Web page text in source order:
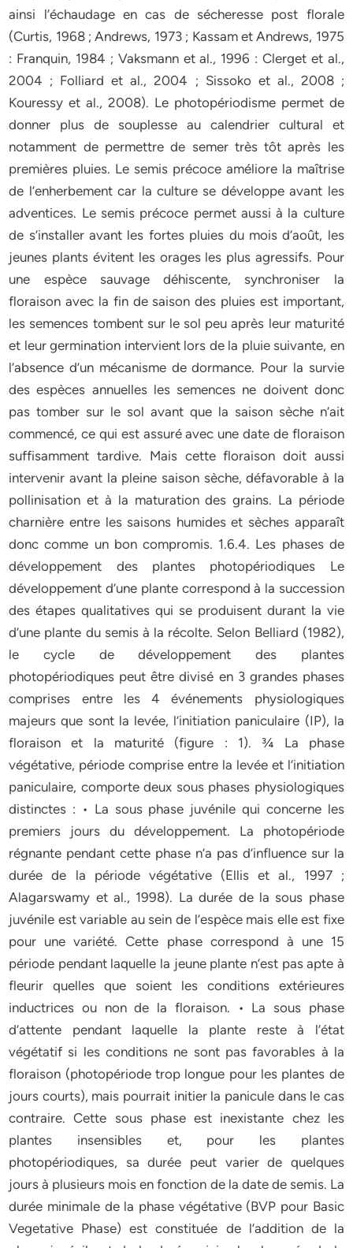
ainsi l’échaudage en cas de sécheresse post florale
(Curtis, 1968 ; Andrews, 1973 ; Kassam et Andrews, 1975
: Franquin, 1984 ; Vaksmann et al., 1996 : Clerget et al.,
2004 ; Folliard et al., 2004 ; Sissoko et al., 2008 ;
Kouressy et al., 2008). Le photopériodisme permet de
donner plus de souplesse au calendrier cultural et
notamment de permettre de semer très tôt après les
premières pluies. Le semis précoce améliore la maîtrise
de l’enherbement car la culture se développe avant les
adventices. Le semis précoce permet aussi à la culture
de s’installer avant les fortes pluies du mois d’août, les
jeunes plants évitent les orages les plus agressifs. Pour
une espèce sauvage déhiscente, synchroniser la
floraison avec la fin de saison des pluies est important,
les semences tombent sur le sol peu après leur maturité
et leur germination intervient lors de la pluie suivante, en
l’absence d’un mécanisme de dormance. Pour la survie
des espèces annuelles les semences ne doivent donc
pas tomber sur le sol avant que la saison sèche n’ait
commencé, ce qui est assuré avec une date de floraison
suffisamment tardive. Mais cette floraison doit aussi
intervenir avant la pleine saison sèche, défavorable à la
pollinisation et à la maturation des grains. La période
charnière entre les saisons humides et sèches apparaît
donc comme un bon compromis. 1.6.4. Les phases de
développement des plantes photopériodiques Le
développement d’une plante correspond à la succession
des étapes qualitatives qui se produisent durant la vie
d’une plante du semis à la récolte. Selon Belliard (1982),
le cycle de développement des plantes
photopériodiques peut être divisé en 3 grandes phases
comprises entre les 4 événements physiologiques
majeurs que sont la levée, l’initiation paniculaire (IP), la
floraison et la maturité (figure : 1). ¾ La phase
végétative, période comprise entre la levée et l’initiation
paniculaire, comporte deux sous phases physiologiques
distinctes : • La sous phase juvénile qui concerne les
premiers jours du développement. La photopériode
régnante pendant cette phase n’a pas d’influence sur la
durée de la période végétative (Ellis et al., 1997 ;
Alagarswamy et al., 1998). La durée de la sous phase
juvénile est variable au sein de l’espèce mais elle est fixe
pour une variété. Cette phase correspond à une 15
période pendant laquelle la jeune plante n’est pas apte à
fleurir quelles que soient les conditions extérieures
inductrices ou non de la floraison. • La sous phase
d’attente pendant laquelle la plante reste à l’état
végétatif si les conditions ne sont pas favorables à la
floraison (photopériode trop longue pour les plantes de
jours courts), mais pourrait initier la panicule dans le cas
contraire. Cette sous phase est inexistante chez les
plantes insensibles et, pour les plantes
photopériodiques, sa durée peut varier de quelques
jours à plusieurs mois en fonction de la date de semis. La
durée minimale de la phase végétative (BVP pour Basic
Vegetative Phase) est constituée de l’addition de la